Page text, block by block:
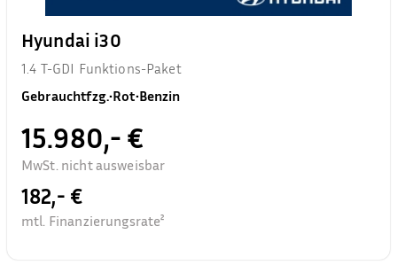
Hyundai i30
1.4 T-GDI Funktions-Paket
Gebrauchtfzg.•Rot•Benzin
15.980,- €
MwSt. nicht ausweisbar
182,- €
mtl. Finanzierungsrate²